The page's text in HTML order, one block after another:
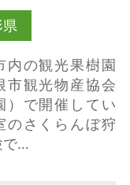
県
内の観光果樹園
市観光物産協会
）で開催してい
のさくらんぼ狩
で…